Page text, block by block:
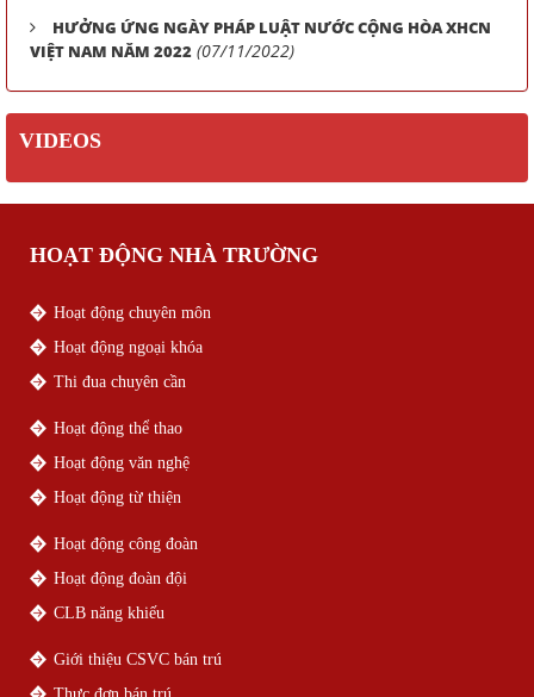
HƯỞNG ỨNG NGÀY PHÁP LUẬT NƯỚC CỘNG HÒA XHCN
VIỆT NAM NĂM 2022 (07/11/2022)
VIDEOS
HOẠT ĐỘNG NHÀ TRƯỜNG
Hoạt động chuyên môn
Hoạt động ngoại khóa
Thi đua chuyên cần
Hoạt động thể thao
Hoạt động văn nghệ
Hoạt động từ thiện
Hoạt động công đoàn
Hoạt động đoàn đội
CLB năng khiếu
Giới thiệu CSVC bán trú